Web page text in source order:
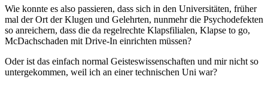
Wie konnte es also passieren, dass sich in den Universitäten, früher
mal der Ort der Klugen und Gelehrten, nunmehr die Psychodefekten
so anreichern, dass die da regelrechte Klapsfilialen, Klapse to go,
McDachschaden mit Drive-In einrichten müssen?
Oder ist das einfach normal Geisteswissenschaften und mir nicht so
untergekommen, weil ich an einer technischen Uni war?